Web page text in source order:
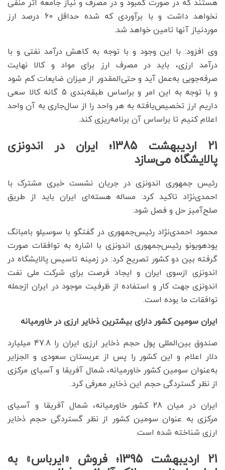
هستند که در صورت کمبود و در مصرف و نیاز جامعه اثر منفی
نخواهد داشت و با برآوردی که شده حداقل 60 درصد ارز
موردنیاز آنها تامین خواهد شد.
وی افزود: با این وجود و با توجه به کاهش درآمد نفتی و با
درآمد ارزی، باید در مصرف ارز برای مواد و کالا نهایت
صرفه‌جویی به‌عمل آید و حتی‌المقدور از میزان ضایعات کم شود
و با توجه به این امر و براساس طبقه‌بندی 5 گانه کالا سعی
داریم ارز تخصیص‌یافته به هر واحد را از سال‌جاری به آن واحد
اعلام کنیم تا براساس آن برنامه‌ریزی کند.
21 اردیبهشت 1385؛ ایران در اندونزی
پالایشگاه می‌سازد
رئیس جمهوری اندونزی در جریان نشست خبری مشترک با
احمدی‌نژاد تاکید کرد: مساله هسته‌ای ایران باید از طریق
صلح‌آمیز حل و فصل شود.
محمود احمدی‌نژاد رئیس‌جمهوری در گفتگو با سوسیلو بامبانگ
یودهویونو رئیس‌جمهوری اندونزی با اشاره به توافقات صورت
گرفته بین دو کشور تصریح کرد: در زمینه تاسیس پالایشگاه در
اندونزی ازسوی ایران و ایجاد فرصت برای شرکت ملی نفت
اندونزی جهت کار و استفاده از ظرفیت موجود در ایران ازجمله
توافقات ما بوده است.
ایران سومین کشور دارای بیشترین ذخایر ارزی در خاورمیانه
صندوق بین‌المللی پول حجم ذخایر ارزی ایران را 47.8 میلیارد
دلار اعلام و این کشور را پس از عربستان سعودی و الجزایر
به‌عنوان سومین کشور خاورمیانه، شمال آفریقا و آسیای مرکزی
از نظر گستردگی حجم این ذخایر معرفی کرد.
ایران در میان 28 کشور خاورمیانه، شمال آفریقا و آسیای
مرکزی به عنوان سومین کشور از نظر گستردگی حجم ذخایر
ارزی شناخته شده است.
21 اردیبهشت 1395؛ فروش «ایرباس» به